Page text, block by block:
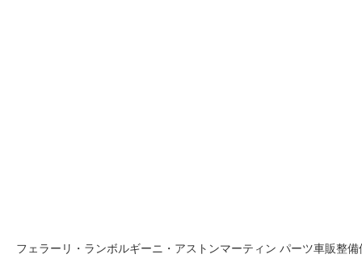
フェラーリ・ランボルギーニ・アストンマーティン パーツ車販整